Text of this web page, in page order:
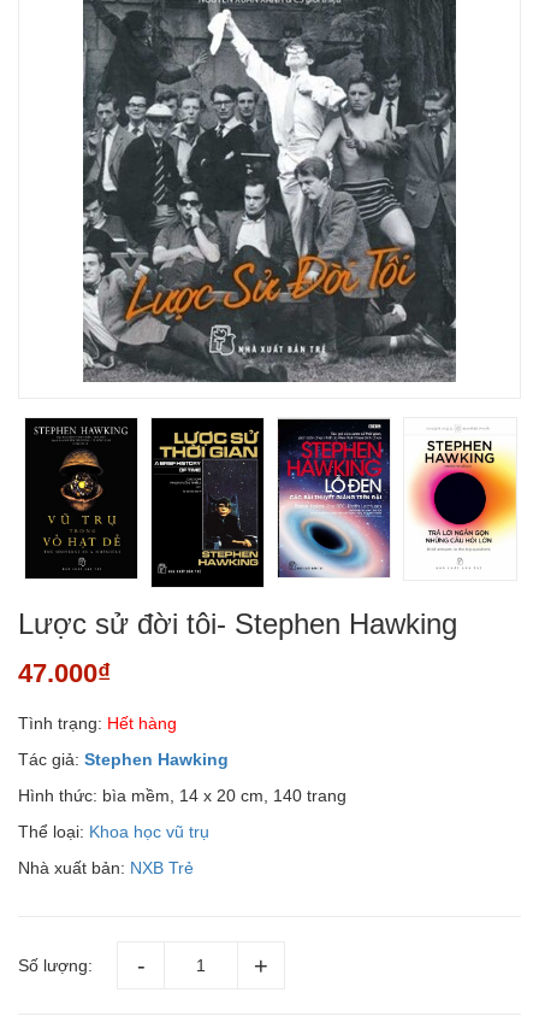
Lược sử đời tôi- Stephen Hawking
47.000₫
Tình trạng: Hết hàng
Tác giả: Stephen Hawking
Hình thức: bìa mềm, 14 x 20 cm, 140 trang
Thể loại: Khoa học vũ trụ
Nhà xuất bản: NXB Trẻ
Số lượng: